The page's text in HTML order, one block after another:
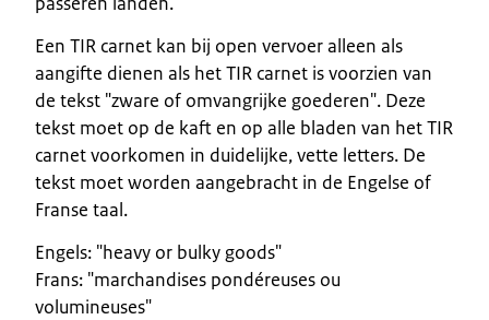
Een TIR carnet kan bij open vervoer alleen als
aangifte dienen als het TIR carnet is voorzien van
de tekst "zware of omvangrijke goederen". Deze
tekst moet op de kaft en op alle bladen van het TIR
carnet voorkomen in duidelijke, vette letters. De
tekst moet worden aangebracht in de Engelse of
Franse taal.
Engels: "heavy or bulky goods"
Frans: "marchandises pondéreuses ou
volumineuses"